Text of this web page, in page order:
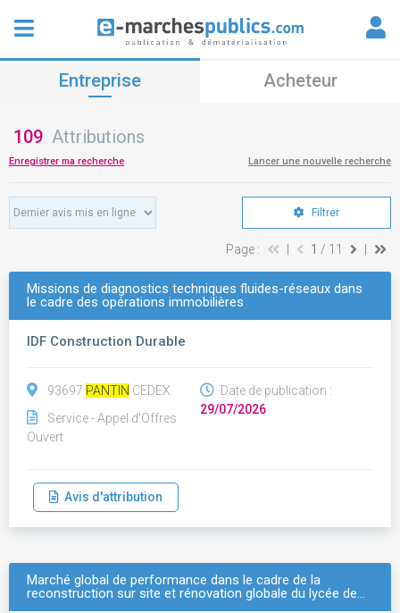
Entreprise Acheteur
109 Attributions
Enregistrer ma recherche Lancer une nouvelle recherche
Filtrer
Page : 1 / 11
Missions de diagnostics techniques fluides-réseaux dans
le cadre des opérations immobilières
IDF Construction Durable
93697 PANTIN CEDEX
Service - Appel d'Offres
Ouvert
Date de publication :
29/07/2026
Avis d'attribution
Marché global de performance dans le cadre de la
reconstruction sur site et rénovation globale du lycée de…